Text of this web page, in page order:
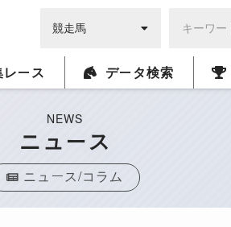
ース データ検索
NEWS
ニュース
ニュース/コラム